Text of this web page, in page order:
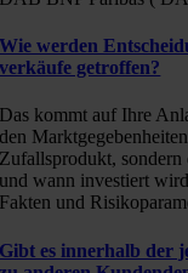
Wie werden
verkäufe getroffen?
Das kommt auf Ihre
den
Zufallsprodukt,
und wann investiert
Fakten und
Gibt es innerhalb der